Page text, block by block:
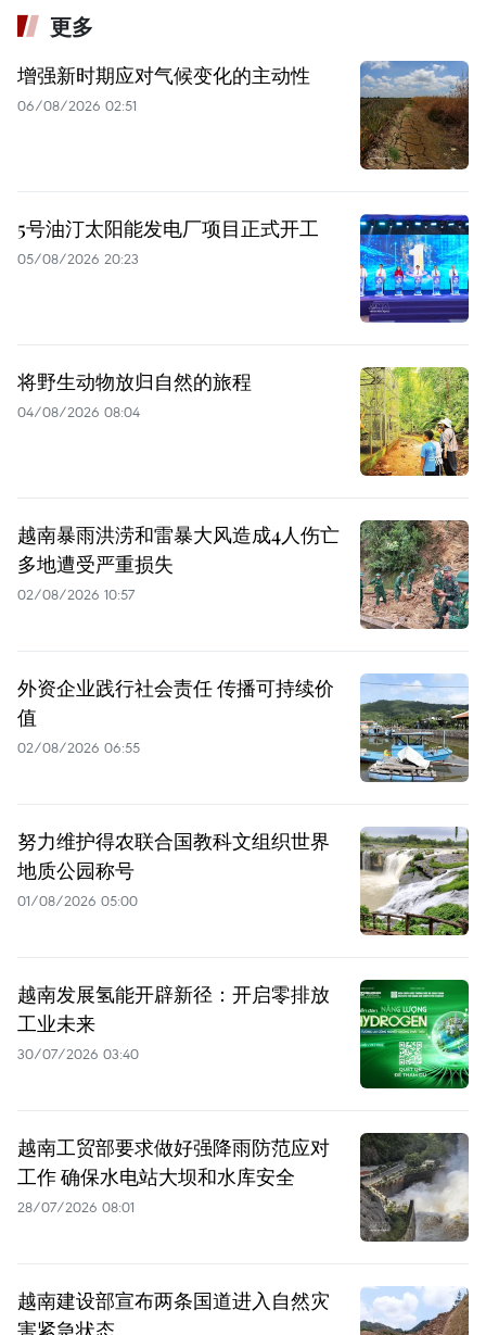
更多
增强新时期应对气候变化的主动性
06/08/2026 02:51
5号油汀太阳能发电厂项目正式开工
05/08/2026 20:23
将野生动物放归自然的旅程
04/08/2026 08:04
越南暴雨洪涝和雷暴大风造成4人伤亡
多地遭受严重损失
02/08/2026 10:57
外资企业践行社会责任 传播可持续价
值
02/08/2026 06:55
努力维护得农联合国教科文组织世界
地质公园称号
01/08/2026 05:00
越南发展氢能开辟新径：开启零排放
工业未来
30/07/2026 03:40
越南工贸部要求做好强降雨防范应对
工作 确保水电站大坝和水库安全
28/07/2026 08:01
越南建设部宣布两条国道进入自然灾
害紧急状态